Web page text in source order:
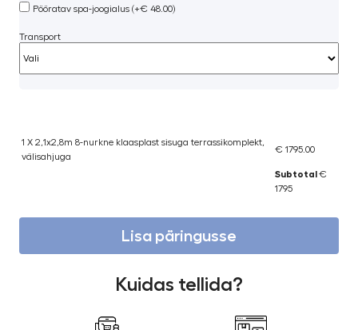
Pööratav spa-joogialus (+€ 48.00)
Transport
1 X 2,1x2,8m 8-nurkne klaasplast sisuga terrassikomplekt,
välisahjuga
€ 1795.00
Subtotal €
1795
Lisa päringusse
Kuidas tellida?